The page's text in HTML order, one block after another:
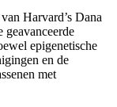
Harvard’s Dana
geavanceerde
epigenetische
en de
met